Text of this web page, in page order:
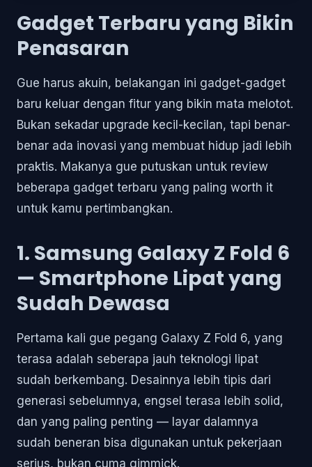
Gadget Terbaru yang Bikin
Penasaran
Gue harus akuin, belakangan ini gadget-gadget
baru keluar dengan fitur yang bikin mata melotot.
Bukan sekadar upgrade kecil-kecilan, tapi benar-
benar ada inovasi yang membuat hidup jadi lebih
praktis. Makanya gue putuskan untuk review
beberapa gadget terbaru yang paling worth it
untuk kamu pertimbangkan.
1. Samsung Galaxy Z Fold 6
— Smartphone Lipat yang
Sudah Dewasa
Pertama kali gue pegang Galaxy Z Fold 6, yang
terasa adalah seberapa jauh teknologi lipat
sudah berkembang. Desainnya lebih tipis dari
generasi sebelumnya, engsel terasa lebih solid,
dan yang paling penting — layar dalamnya
sudah beneran bisa digunakan untuk pekerjaan
serius, bukan cuma gimmick.